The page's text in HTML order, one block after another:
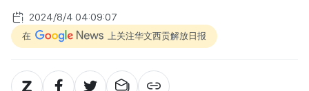
2024/8/4 04:09:07
在 上关注华文西贡解放日报